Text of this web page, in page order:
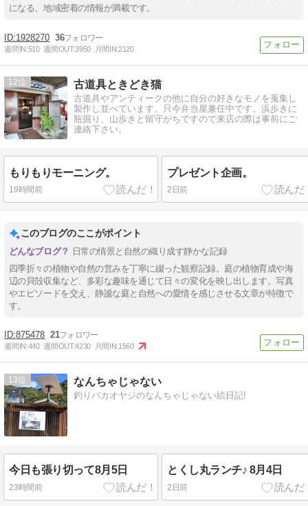
になる、地域密着の情報が満載です。
1928270 36
週間IN:510 週間OUT:3950 月間IN:2120
12 古道具ときどき猫
古道具やアンティークの他に自分の好きなモノを蒐集し
製作し並べています。只今弁当屋兼任中です。浜歩きに
瓶掘り、山歩きと留守がちですので来店の際は事前にご
連絡下さい。
もりもりモーニング。
19時間前
プレゼント企画。
2日前
このブログのここがポイント
日常の情景と自然の織り成す静かな記録
四季折々の植物や自然の営みを丁寧に綴った観察記録。庭の植物育成や海
辺の貝殻収集など、多彩な趣味を通じて日々の変化を映し出します。写真
やエピソードを交え、静謐な庭と自然への愛情を感じさせる文章が特徴で
す。
875478 21
週間IN:440 週間OUT:4230 月間IN:1560
13 なんちゃじゃない
釣りバカオヤジのなんちゃじゃない絵日記!
今日も張り切って8月5日
23時間前
とくし丸ランチ♪ 8月4日
2日前